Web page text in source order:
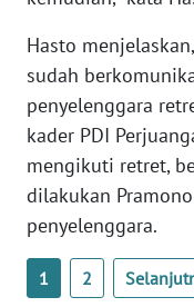
Hasto
sudah
penyelenggara
kader PDI
mengikuti retret,
dilakukan
penyelenggara.
1 2
NUSANTARA
WN
JOGJA
WN
JATIM
BALI